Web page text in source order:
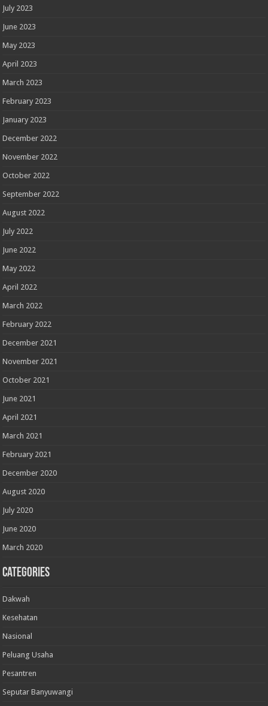
July 2023
June 2023
May 2023
April 2023
March 2023
February 2023
January 2023
December 2022
November 2022
October 2022
September 2022
August 2022
July 2022
June 2022
May 2022
April 2022
March 2022
February 2022
December 2021
November 2021
October 2021
June 2021
April 2021
March 2021
February 2021
December 2020
August 2020
July 2020
June 2020
March 2020
Categories
Dakwah
Kesehatan
Nasional
Peluang Usaha
Pesantren
Seputar Banyuwangi